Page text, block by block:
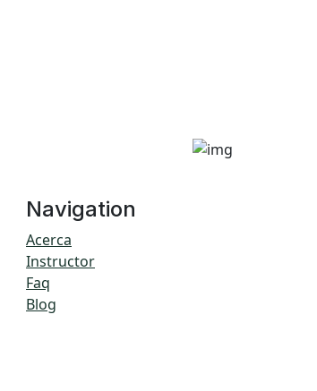
Navigation
Acerca
Instructor
Faq
Blog